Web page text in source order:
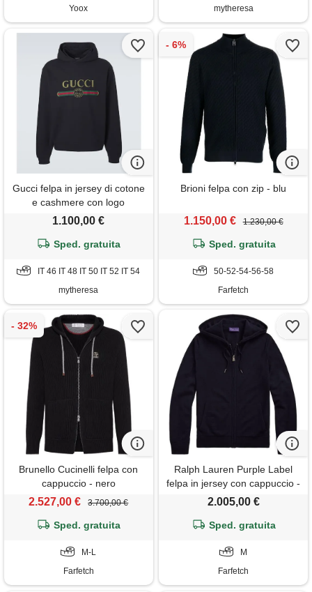
Yoox
mytheresa
Gucci felpa in jersey di cotone
e cashmere con logo
1.100,00 €
Sped. gratuita
IT 46 IT 48 IT 50 IT 52 IT 54
mytheresa
Brioni felpa con zip - blu
1.150,00 € 1.230,00 €
Sped. gratuita
50-52-54-56-58
Farfetch
Brunello Cucinelli felpa con
cappuccio - nero
2.527,00 € 3.700,00 €
Sped. gratuita
M-L
Farfetch
Ralph Lauren Purple Label
felpa in jersey con cappuccio -
blu
2.005,00 €
Sped. gratuita
M
Farfetch